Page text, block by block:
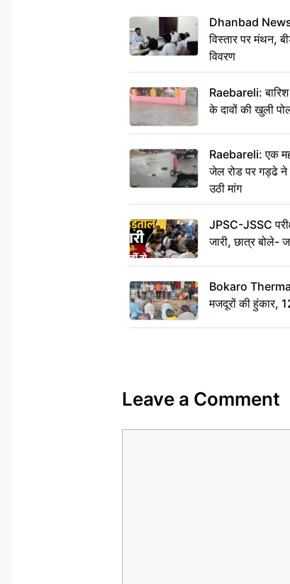
Dhanbad News:
विस्तार पर मंथन,
विवरण
Raebareli:
के दावों की खुली
Raebareli: एक
जेल रोड पर गड्ढे ने
उठी मांग
JPSC-JSSC
जारी, छात्र बोले-
Bokaro
मजदूरों की हुंकार,
Leave a Comment